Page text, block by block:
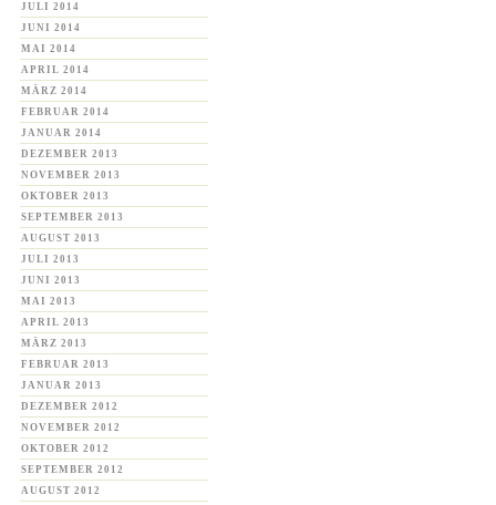
JULI 2014
JUNI 2014
MAI 2014
APRIL 2014
MÄRZ 2014
FEBRUAR 2014
JANUAR 2014
DEZEMBER 2013
NOVEMBER 2013
OKTOBER 2013
SEPTEMBER 2013
AUGUST 2013
JULI 2013
JUNI 2013
MAI 2013
APRIL 2013
MÄRZ 2013
FEBRUAR 2013
JANUAR 2013
DEZEMBER 2012
NOVEMBER 2012
OKTOBER 2012
SEPTEMBER 2012
AUGUST 2012